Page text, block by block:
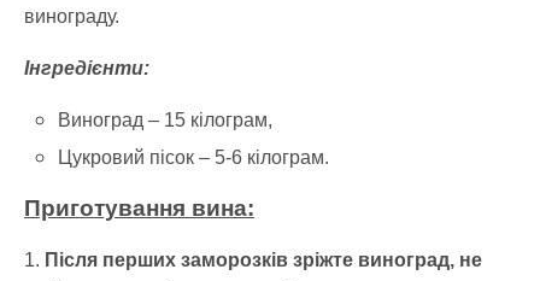
винограду.
Інгредієнти:
Виноград – 15 кілограм,
Цукровий пісок – 5-6 кілограм.
Приготування вина:
1. Після перших заморозків зріжте виноград, не